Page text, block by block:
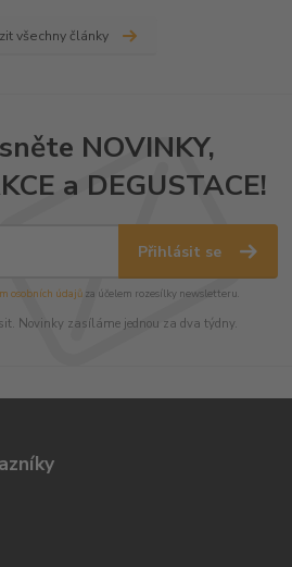
všechny články
NOVINKY,
a DEGUSTACE!
Přihlásit se
osobních údajůza účelem rozesílky newsletteru.
Novinky zasíláme jednou za dva týdny.